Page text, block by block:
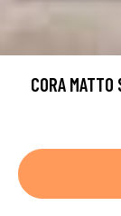
CORA